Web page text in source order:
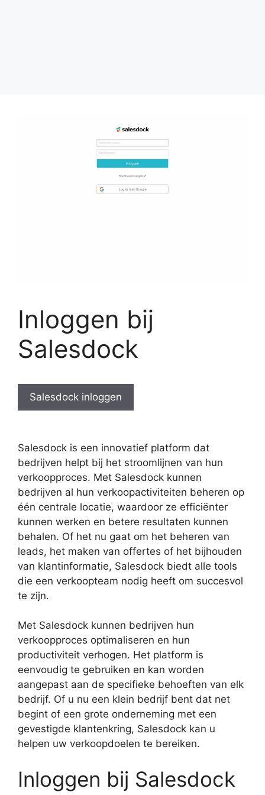
Inloggen bij
Salesdock
Salesdock inloggen
Salesdock is een innovatief platform dat
bedrijven helpt bij het stroomlijnen van hun
verkoopproces. Met Salesdock kunnen
bedrijven al hun verkoopactiviteiten beheren op
één centrale locatie, waardoor ze efficiënter
kunnen werken en betere resultaten kunnen
behalen. Of het nu gaat om het beheren van
leads, het maken van offertes of het bijhouden
van klantinformatie, Salesdock biedt alle tools
die een verkoopteam nodig heeft om succesvol
te zijn.
Met Salesdock kunnen bedrijven hun
verkoopproces optimaliseren en hun
productiviteit verhogen. Het platform is
eenvoudig te gebruiken en kan worden
aangepast aan de specifieke behoeften van elk
bedrijf. Of u nu een klein bedrijf bent dat net
begint of een grote onderneming met een
gevestigde klantenkring, Salesdock kan u
helpen uw verkoopdoelen te bereiken.
Inloggen bij Salesdock